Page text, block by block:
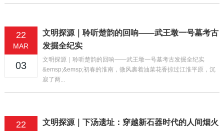
22
MAR
03
文明探源｜聆听楚韵的回响——武王墩一号墓考古
发掘全纪实
文明探源｜聆听楚韵的回响——武王墩一号墓考古发掘全纪实
&emsp;&emsp;初春的淮南，微风裹着油菜花香掠过江淮平原，沉
寂了两...
22 文明探源｜下汤遗址：穿越新石器时代的人间烟火